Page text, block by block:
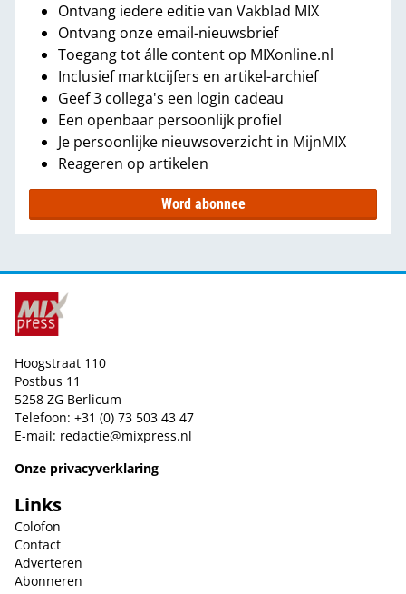
Ontvang iedere editie van Vakblad MIX
Ontvang onze email-nieuwsbrief
Toegang tot álle content op MIXonline.nl
Inclusief marktcijfers en artikel-archief
Geef 3 collega's een login cadeau
Een openbaar persoonlijk profiel
Je persoonlijke nieuwsoverzicht in MijnMIX
Reageren op artikelen
Word abonnee
Hoogstraat 110
Postbus 11
5258 ZG Berlicum
Telefoon: +31 (0) 73 503 43 47
E-mail: redactie@mixpress.nl
Onze privacyverklaring
Links
Colofon
Contact
Adverteren
Abonneren